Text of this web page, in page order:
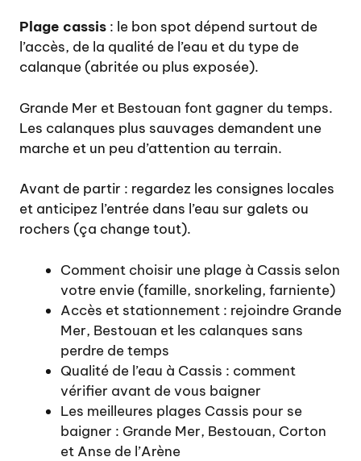
Plage cassis : le bon spot dépend surtout de
l’accès, de la qualité de l’eau et du type de
calanque (abritée ou plus exposée).
Grande Mer et Bestouan font gagner du temps.
Les calanques plus sauvages demandent une
marche et un peu d’attention au terrain.
Avant de partir : regardez les consignes locales
et anticipez l’entrée dans l’eau sur galets ou
rochers (ça change tout).
Comment choisir une plage à Cassis selon
votre envie (famille, snorkeling, farniente)
Accès et stationnement : rejoindre Grande
Mer, Bestouan et les calanques sans
perdre de temps
Qualité de l’eau à Cassis : comment
vérifier avant de vous baigner
Les meilleures plages Cassis pour se
baigner : Grande Mer, Bestouan, Corton
et Anse de l’Arène